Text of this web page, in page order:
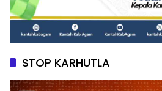
STOP KARHUTLA